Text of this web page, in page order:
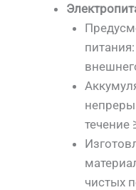
течение
чистых